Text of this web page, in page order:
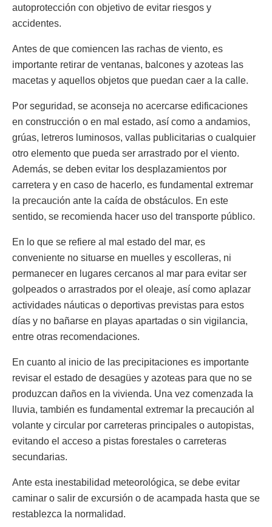
autoprotección con objetivo de evitar riesgos y
accidentes.
Antes de que comiencen las rachas de viento, es
importante retirar de ventanas, balcones y azoteas las
macetas y aquellos objetos que puedan caer a la calle.
Por seguridad, se aconseja no acercarse edificaciones
en construcción o en mal estado, así como a andamios,
grúas, letreros luminosos, vallas publicitarias o cualquier
otro elemento que pueda ser arrastrado por el viento.
Además, se deben evitar los desplazamientos por
carretera y en caso de hacerlo, es fundamental extremar
la precaución ante la caída de obstáculos. En este
sentido, se recomienda hacer uso del transporte público.
En lo que se refiere al mal estado del mar, es
conveniente no situarse en muelles y escolleras, ni
permanecer en lugares cercanos al mar para evitar ser
golpeados o arrastrados por el oleaje, así como aplazar
actividades náuticas o deportivas previstas para estos
días y no bañarse en playas apartadas o sin vigilancia,
entre otras recomendaciones.
En cuanto al inicio de las precipitaciones es importante
revisar el estado de desagües y azoteas para que no se
produzcan daños en la vivienda. Una vez comenzada la
lluvia, también es fundamental extremar la precaución al
volante y circular por carreteras principales o autopistas,
evitando el acceso a pistas forestales o carreteras
secundarias.
Ante esta inestabilidad meteorológica, se debe evitar
caminar o salir de excursión o de acampada hasta que se
restablezca la normalidad.